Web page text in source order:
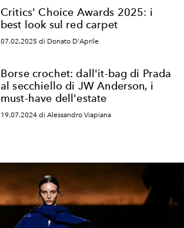
Critics' Choice Awards 2025: i
best look sul red carpet
07.02.2025 di Donato D'Aprile
Borse crochet: dall'it-bag di Prada
al secchiello di JW Anderson, i
must-have dell'estate
19.07.2024 di Alessandro Viapiana